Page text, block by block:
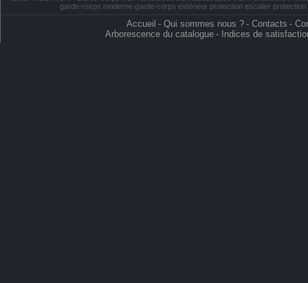
garde-corps moderne garde-corps extérieur protection escalier
Accueil - Qui sommes nous ? - Contacts -
Arborescence du catalogue - Indices de